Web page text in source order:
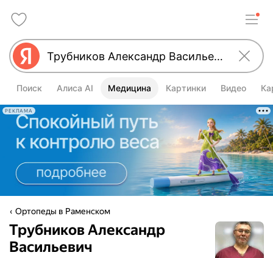
Поиск Алиса AI Медицина Картинки Видео
РЕКЛАМА
Ортопеды в Раменском
Трубников Александр
Васильевич